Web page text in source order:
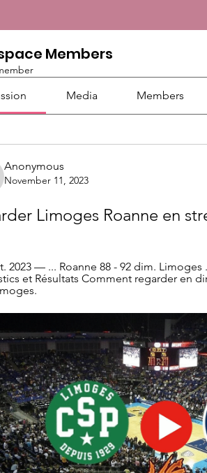
Members
Media Members
Anonymous
November 11, 2023
Limoges Roanne en
2023 — ... Roanne 88 - 92 dim. Limoges
et Résultats Comment regarder en